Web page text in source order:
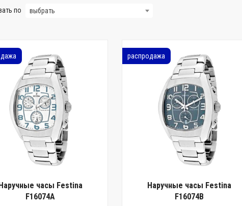
по выбрать
часы Festina
F16074A
распродажа
Наручные часы Festina
F16074B